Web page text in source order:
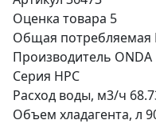
Оценка товара 5
Общая
Производитель ONDA
Серия HPC
Расход воды, м3/ч
Объем хладагента, л